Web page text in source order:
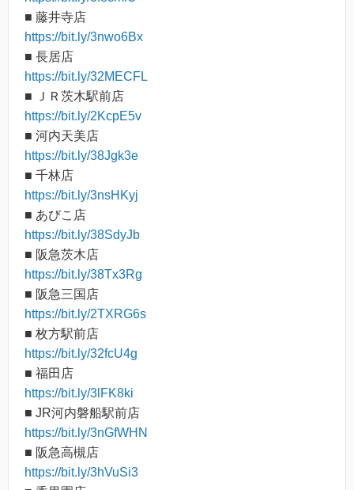
■ 藤井寺店
https://bit.ly/3nwo6Bx
■ 長居店
https://bit.ly/32MECFL
■ ＪＲ茨木駅前店
https://bit.ly/2KcpE5v
■ 河内天美店
https://bit.ly/38Jgk3e
■ 千林店
https://bit.ly/3nsHKyj
■ あびこ店
https://bit.ly/38SdyJb
■ 阪急茨木店
https://bit.ly/38Tx3Rg
■ 阪急三国店
https://bit.ly/2TXRG6s
■ 枚方駅前店
https://bit.ly/32fcU4g
■ 福田店
https://bit.ly/3lFK8ki
■ JR河内磐船駅前店
https://bit.ly/3nGfWHN
■ 阪急高槻店
https://bit.ly/3hVuSi3